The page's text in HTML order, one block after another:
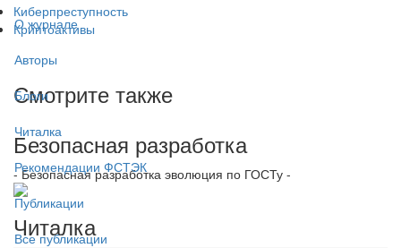
О журнале
Авторы
Блоги
Читалка
Рекомендации ФСТЭК
Публикации
Все публикации
Киберпреступность
Криптоактивы
Смотрите также
Безопасная разработка
- Безопасная разработка эволюция по ГОСТу -
Читалка